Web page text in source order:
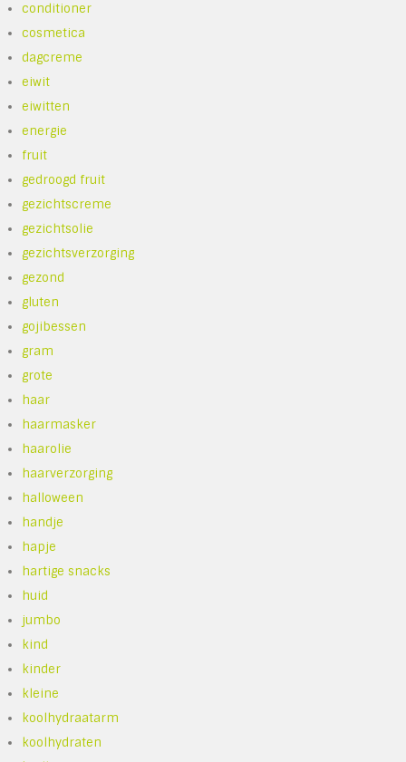
conditioner
cosmetica
dagcreme
eiwit
eiwitten
energie
fruit
gedroogd fruit
gezichtscreme
gezichtsolie
gezichtsverzorging
gezond
gluten
gojibessen
gram
grote
haar
haarmasker
haarolie
haarverzorging
halloween
handje
hapje
hartige snacks
huid
jumbo
kind
kinder
kleine
koolhydraatarm
koolhydraten